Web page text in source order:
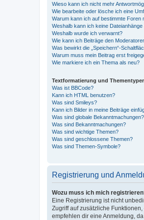
Wieso kann ich nicht mehr
Wie bearbeite oder lösche ich eine
Warum kann ich auf bestimmte Foren
Weshalb kann ich keine Dateianhänge
Weshalb wurde ich verwarnt?
Wie kann ich Beiträge den
Was bewirkt die „Speichern“-
Warum muss mein Beitrag erst
Wie markiere ich ein Thema als neu?
Textformatierung und
Was ist BBCode?
Kann ich HTML benutzen?
Was sind Smileys?
Kann ich Bilder in meine Beiträge
Was sind globale Bekanntmachungen?
Was sind Bekanntmachungen?
Was sind wichtige Themen?
Was sind geschlossene Themen?
Was sind Themen-Symbole?
Registrierung und
Wozu muss ich mich
Eine Registrierung ist nicht
Zugriff auf zusätzliche
empfehlen dir eine Anmeldung,